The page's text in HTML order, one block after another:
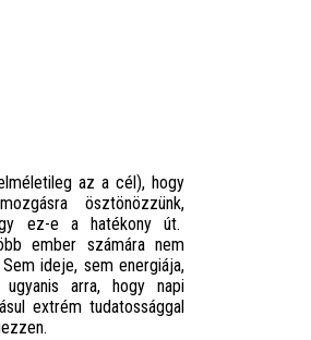
az a cél), hogy
ösztönözzünk,
ez-e a hatékony út.
ember számára nem
ideje, sem energiája,
arra, hogy napi
extrém tudatossággal